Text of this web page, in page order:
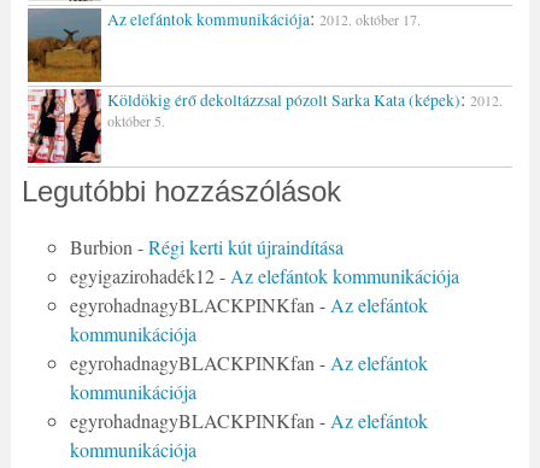
Az elefántok kommunikációja: 2012. október 17.
Köldökig érő dekoltázzsal pózolt Sarka Kata (képek): 2012.
október 5.
Legutóbbi hozzászólások
Burbion -Régi kerti kút újraindítása
egyigazirohadék12- Az elefántok kommunikációja
egyrohadnagyBLACKPINKfan - Az elefántok
kommunikációja
egyrohadnagyBLACKPINKfan - Az elefántok
kommunikációja
egyrohadnagyBLACKPINKfan - Az elefántok
kommunikációja